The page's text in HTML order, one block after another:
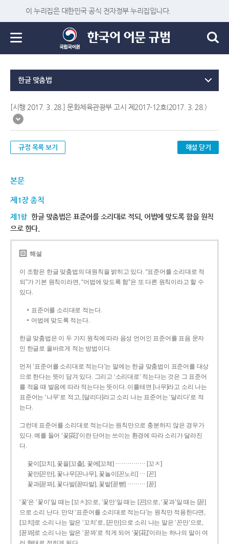
이 누리집은 대한민국 공식 전자정부 누리집입니다.
한글 맞춤법
[시행 2017. 3. 28.] 문화체육관광부 고시 제2017-12호(2017. 3. 28.)
규정 목록 보기 해설 닫기
본문
제1장 총칙
제1항 한글 맞춤법은 표준어를 소리대로 적되, 어법에 맞도록 함을 원칙
으로 한다.
해설
이 조항은 한글 맞춤법의 대원칙을 밝히고 있다. “표준어를 소리대로 적
되”가 기본 원칙이라면, “어법에 맞도록 함”은 또 다른 원칙이라고 할 수
있다.
표준어를 소리대로 적는다.
어법에 맞도록 적는다.
한글 맞춤법은 이 두 가지 원칙에 따라 음성 언어인 표준어를 표음 문자
인 한글로 올바르게 적는 방법이다.
먼저 ‘표준어를 소리대로 적는다’는 말에는 한글 맞춤법이 표준어를 대상
으로 한다는 뜻이 담겨 있다. 그리고 ‘소리대로’ 적는다는 것은 그 표준어
를 적을 때 발음에 따라 적는다는 뜻이다. 이를테면 [나무]라고 소리 나는
표준어는 ‘나무’로 적고, [달리다]라고 소리 나는 표준어는 ‘달리다’로 적
는다.
그런데 표준어를 소리대로 적는다는 원칙만으로 충분하지 않은 경우가
있다. 예를 들어 ‘꽃[花]’이란 단어는 쓰이는 환경에 따라 소리가 달라진
다.
꽃이[꼬치], 꽃을[꼬츨], 꽃에[꼬체] …………… [꼬ㅊ]
꽃만[꼰만], 꽃나무[꼰나무], 꽃놀이[꼰노리] … [꼰]
꽃과[꼳꽈], 꽃다발[꼳따발], 꽃밭[꼳빧] ……… [꼳]
‘꽃’은 ‘꽃이’일 때는 [꼬ㅊ]으로, ‘꽃만’일 때는 [꼰]으로, ‘꽃과’일 때는 [꼳]
으로 소리 난다. 만약 ‘표준어를 소리대로 적는다’는 원칙만 적용한다면,
[꼬치]로 소리 나는 말은 ‘꼬치’로, [꼰만]으로 소리 나는 말은 ‘꼰만’으로,
[꼳꽈]로 소리 나는 말은 ‘꼳꽈’로 적게 되어 ‘꽃[花]’이라는 하나의 말이 여